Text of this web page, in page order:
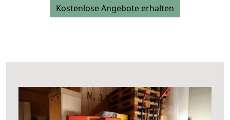
Kostenlose Angebote erhalten